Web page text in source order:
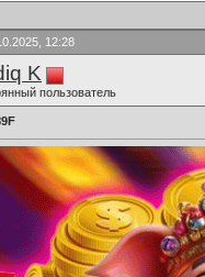
12:28
K
пользователь